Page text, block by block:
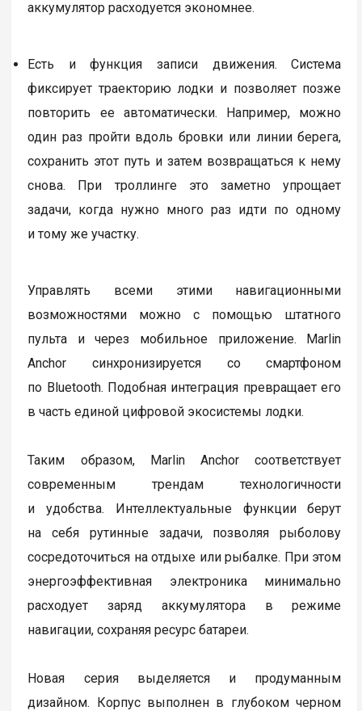
аккумулятор расходуется экономнее.
Есть и функция записи движения. Система
фиксирует траекторию лодки и позволяет позже
повторить ее автоматически. Например, можно
один раз пройти вдоль бровки или линии берега,
сохранить этот путь и затем возвращаться к нему
снова. При троллинге это заметно упрощает
задачи, когда нужно много раз идти по одному
и тому же участку.
Управлять всеми этими навигационными
возможностями можно с помощью штатного
пульта и через мобильное приложение. Marlin
Anchor синхронизируется со смартфоном
по Bluetooth. Подобная интеграция превращает его
в часть единой цифровой экосистемы лодки.
Таким образом, Marlin Anchor соответствует
современным трендам технологичности
и удобства. Интеллектуальные функции берут
на себя рутинные задачи, позволяя рыболову
сосредоточиться на отдыхе или рыбалке. При этом
энергоэффективная электроника минимально
расходует заряд аккумулятора в режиме
навигации, сохраняя ресурс батареи.
Новая серия выделяется и продуманным
дизайном. Корпус выполнен в глубоком черном